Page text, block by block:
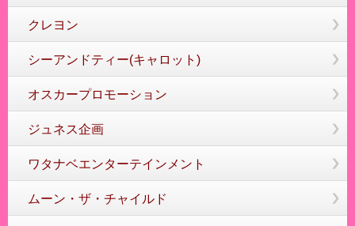
クレヨン
シーアンドティー(キャロット)
オスカープロモーション
ジュネス企画
ワタナベエンターテインメント
ムーン・ザ・チャイルド